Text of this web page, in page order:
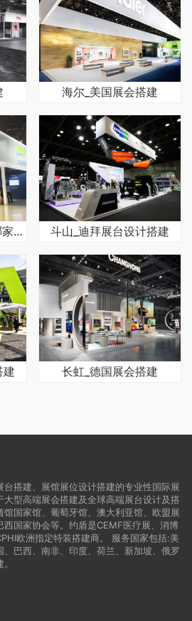
海尔_美国展会搭建
独特的展台设计搭建哪家公司好 斗山_迪拜展台设计搭建
建 长虹_德国展会搭建
搭建、展馆展位设计搭建的专业性国际展
型高端展会搭建及全球高端展台设计及搭
国家馆、葡萄牙馆、澳大利亚馆、欧盟展
西国家协会等。约盾是CEMF医疗展、消博
欧洲指定特装搭建商。 服务国家包括:美
、巴西、南非、印度、荷兰、新加坡、俄罗